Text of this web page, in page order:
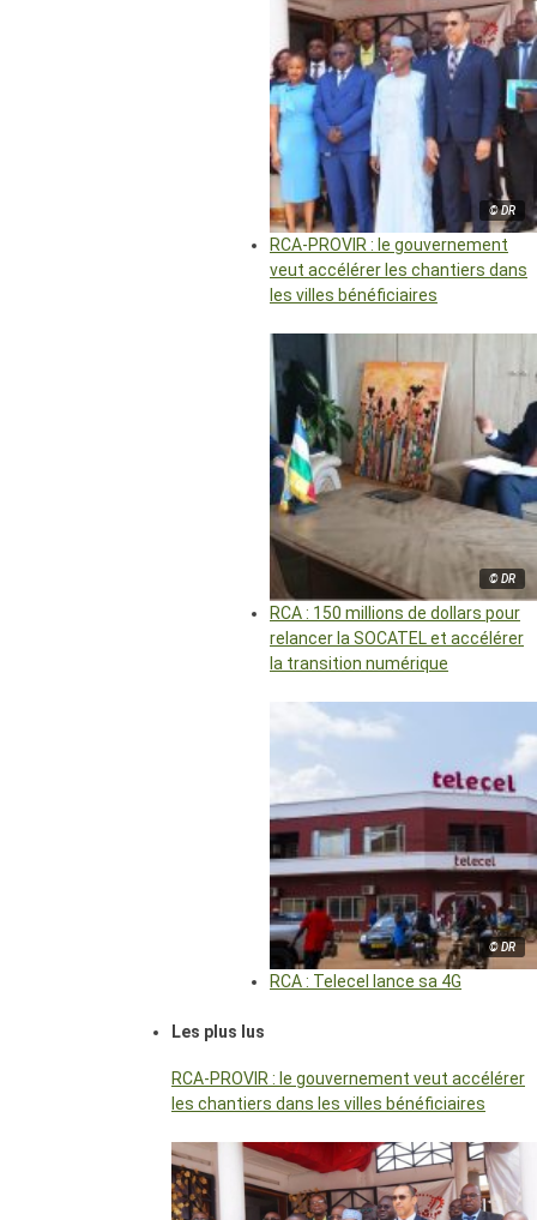
© DR
RCA-PROVIR : le gouvernement
veut accélérer les chantiers dans
les villes bénéficiaires
© DR
RCA : 150 millions de dollars pour
relancer la SOCATEL et accélérer
la transition numérique
© DR
RCA : Telecel lance sa 4G
Les plus lus
RCA-PROVIR : le gouvernement veut accélérer
les chantiers dans les villes bénéficiaires